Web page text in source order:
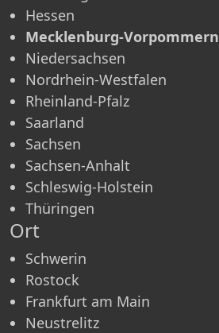
Hessen
Mecklenburg-Vorpommern
Niedersachsen
Nordrhein-Westfalen
Rheinland-Pfalz
Saarland
Sachsen
Sachsen-Anhalt
Schleswig-Holstein
Thüringen
Ort
Schwerin
Rostock
Frankfurt am Main
Neustrelitz